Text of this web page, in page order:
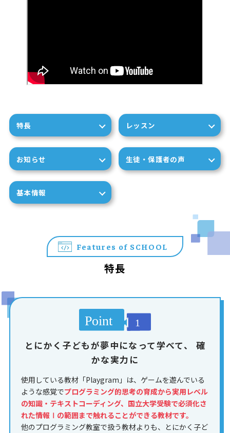
特長 レッスン
お知らせ 生徒・保護者の声
基本情報
Features of SCHOOL
特長
とにかく子どもが夢中になって学べて、
確
かな実力に
使用している教材「Playgram」は、ゲームを遊んでいる
ような感覚でプログラミング的思考の育成から実用レベル
の知識・テキストコーディング、国立大学受験で必須化さ
れた情報Ⅰの範囲まで触れることができる教材です。
他のプログラミング教室で扱う教材よりも、とにかく子ど